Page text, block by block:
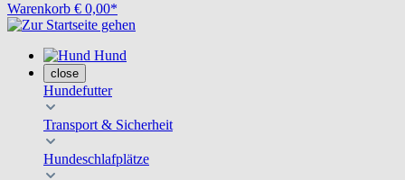
Warenkorb € 0,00*
Hund
close
Hundefutter
Transport & Sicherheit
Hundeschlafplätze